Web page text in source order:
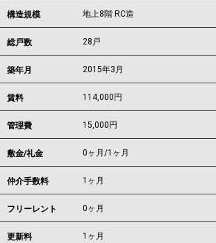
構造規模 地上8階 RC造
総戸数 28戸
築年月 2015年3月
賃料 114,000 円
管理費 15,000円
敷金/礼金 0ヶ月/1ヶ月
仲介手数料 1ヶ月
フリーレント 0ヶ月
更新料 1ヶ月